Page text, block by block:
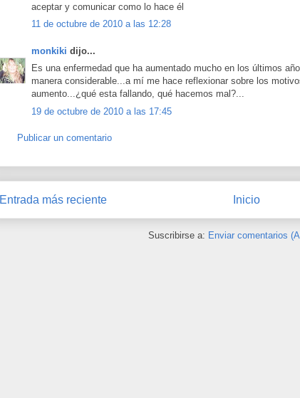
aceptar y comunicar como lo hace él
11 de octubre de 2010 a las 12:28
monkiki dijo...
Es una enfermedad que ha aumentado mucho en los últimos
manera considerable...a mí me hace reflexionar sobre los
aumento...¿qué esta fallando, qué hacemos mal?...
19 de octubre de 2010 a las 17:45
Publicar un comentario
Entrada más reciente Inicio
Suscribirse a: Enviar comentarios